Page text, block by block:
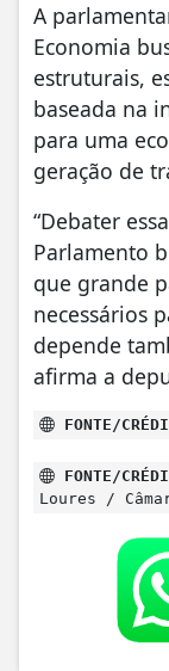
A
Economia
estruturais,
baseada na
para uma
geração de
“Debater
Parlamento
que grande
necessários
depende
afirma a
FONTE/
FONTE/
Loures /